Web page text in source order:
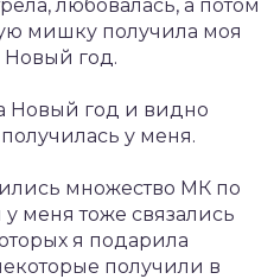
любовалась, а потом
мишку получила моя
год.
Новый год и видно
у меня.
множество МК по
меня тоже связались
я подарила
получили в